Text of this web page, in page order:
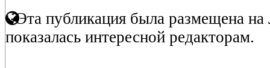
Эта публикация была размещена на
показалась интересной редакторам.